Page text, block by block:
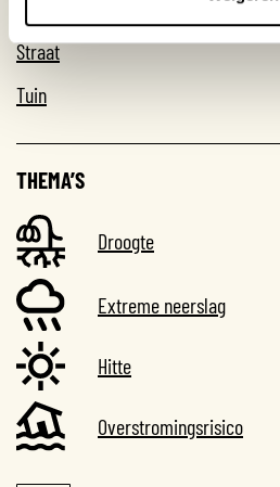
Straat
Tuin
THEMA’S
Droogte
Extreme neerslag
Hitte
Overstromingsrisico